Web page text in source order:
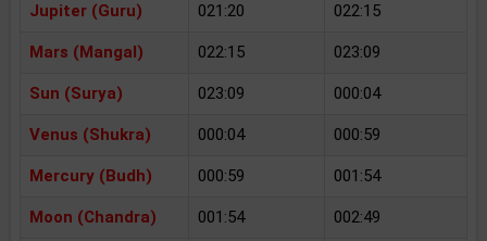
Jupiter (Guru) 021:20 022:15
Mars (Mangal) 022:15 023:09
Sun (Surya) 023:09 000:04
Venus (Shukra) 000:04 000:59
Mercury (Budh) 000:59 001:54
Moon (Chandra) 001:54 002:49